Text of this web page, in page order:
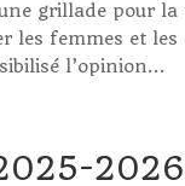
grillade pour
les femmes et
l’opinion...
2026